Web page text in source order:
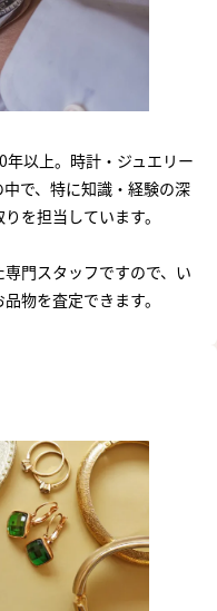
以上。時計・ジュエリー
で、特に知識・経験の深
を担当しています。
門スタッフですので、い
物を査定できます。